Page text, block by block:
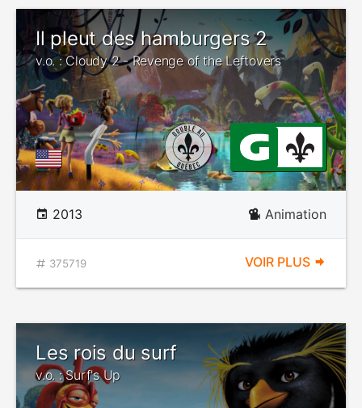
Il pleut des hamburgers 2
v.o. : Cloudy 2 - Revenge of the Leftovers
2013 Animation
375719 VOIR PLUS
Les rois du surf
v.o. : Surf's Up